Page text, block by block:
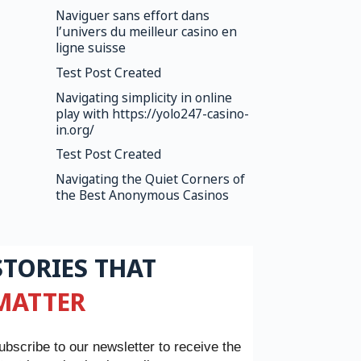
Naviguer sans effort dans
l’univers du meilleur casino en
ligne suisse
Test Post Created
Navigating simplicity in online
play with https://yolo247-casino-
in.org/
Test Post Created
Navigating the Quiet Corners of
the Best Anonymous Casinos
THAT
to our newsletter to receive the